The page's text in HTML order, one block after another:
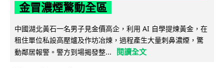
金冒濃煙驚動全區
中國湖北黃石一名男子見金價高企，利用 AI 自學提煉黃金，在
租住單位私設高壓爐及作坊冶煉，過程產生大量刺鼻濃煙，驚
動鄰居報警。警方到場揭發整...
閱讀全文